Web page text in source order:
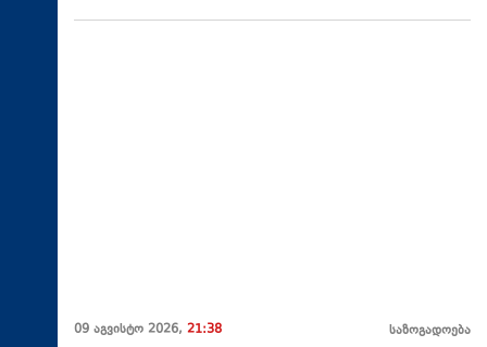
09 აგვისტო 2026, 21:38 საზოგადოება